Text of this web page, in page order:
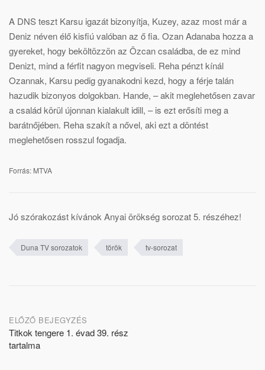
A DNS teszt Karsu igazát bizonyítja, Kuzey, azaz most már a
Deniz néven élő kisfiú valóban az ő fia. Ozan Adanaba hozza a
gyereket, hogy beköltözzön az Özcan családba, de ez mind
Denizt, mind a férfit nagyon megviseli. Reha pénzt kínál
Ozannak, Karsu pedig gyanakodni kezd, hogy a férje talán
hazudik bizonyos dolgokban. Hande, – akit meglehetősen zavar
a család körül újonnan kialakult idill, – is ezt erősíti meg a
barátnőjében. Reha szakít a nővel, aki ezt a döntést
meglehetősen rosszul fogadja.
Forrás: MTVA
Jó szórakozást kívánok Anyai örökség sorozat 5. részéhez!
Duna TV sorozatok török tv-sorozat
Post
navigation
ELŐZŐ BEJEGYZÉS
Titkok tengere 1. évad 39. rész
tartalma